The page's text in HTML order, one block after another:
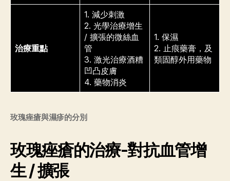
治療重點
1. 減少刺激
2. 光學治療增生
/ 擴張的微絲血
管
3. 激光治療酒糟
凹凸皮膚
4. 藥物消炎
1. 保濕
2. 止痕藥膏，及
類固醇外用藥物
玫瑰痤瘡與濕疹的分別
玫瑰痤瘡的治療-對抗血管增
生 / 擴張